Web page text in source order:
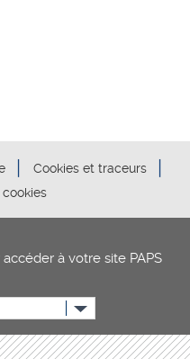
Cookies et traceurs
à votre site PAPS